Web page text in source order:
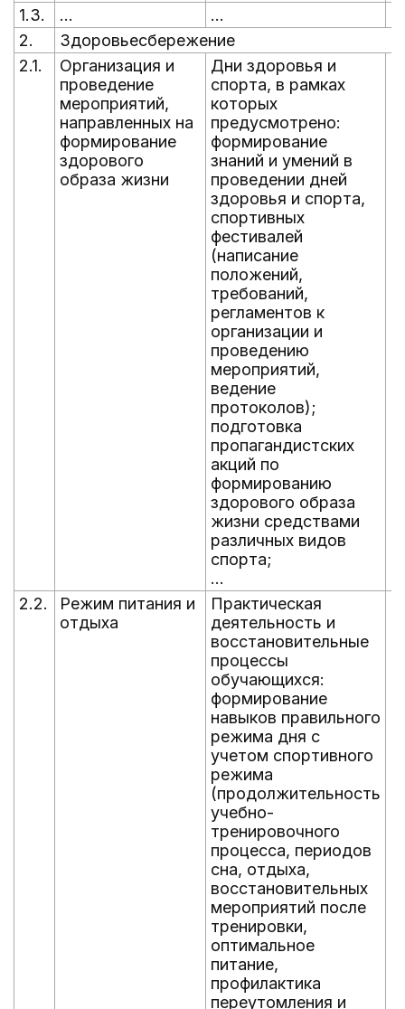
1.3. ... ...
2.
Здоровьесбережение
2.1.
Организация и
проведение
мероприятий,
направленных на
формирование
здорового
образа жизни
Дни здоровья и
спорта, в рамках
которых
предусмотрено:
формирование
знаний и умений в
проведении дней
здоровья и спорта,
спортивных
фестивалей
(написание
положений,
требований,
регламентов к
организации и
проведению
мероприятий,
ведение
протоколов);
подготовка
пропагандистских
акций по
формированию
здорового образа
жизни средствами
различных видов
спорта;
...
2.2.
Режим питания и
отдыха
Практическая
деятельность и
восстановительные
процессы
обучающихся:
формирование
навыков правильного
режима дня с
учетом спортивного
режима
(продолжительность
учебно-
тренировочного
процесса, периодов
сна, отдыха,
восстановительных
мероприятий после
тренировки,
оптимальное
питание,
профилактика
переутомления и